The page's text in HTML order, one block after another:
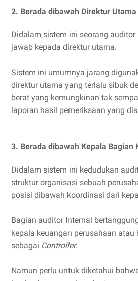
2. Berada dibawah Direktur Utama
Didalam sistem ini seorang
jawab kepada direktur utama.
Sistem ini umumnya jarang
direktur utama yang terlalu sibuk
berat yang kemungkinan tak
laporan hasil pemeriksaan yang
3. Berada dibawah Kepala Bagian
Didalam sistem ini kedudukan
struktur organisasi sebuah
posisi dibawah koordinasi dari
Bagian auditor Internal
kepala keuangan perusahaan
sebagai Controller.
Namun perlu untuk diketahui